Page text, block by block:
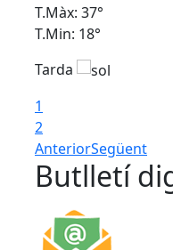
T.Màx: 37°
T.Min: 18°
Tarda
1
2
AnteriorSegüent
Butlletí